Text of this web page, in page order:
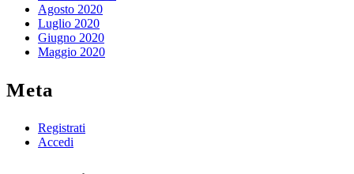
Agosto 2020
Luglio 2020
Giugno 2020
Maggio 2020
Meta
Registrati
Accedi